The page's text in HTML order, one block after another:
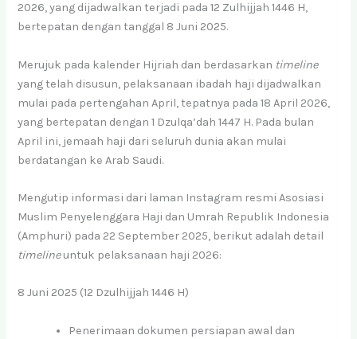
2026, yang dijadwalkan terjadi pada 12 Zulhijjah 1446 H,
bertepatan dengan tanggal 8 Juni 2025.
Merujuk pada kalender Hijriah dan berdasarkan timeline
yang telah disusun, pelaksanaan ibadah haji dijadwalkan
mulai pada pertengahan April, tepatnya pada 18 April 2026,
yang bertepatan dengan 1 Dzulqa’dah 1447 H. Pada bulan
April ini, jemaah haji dari seluruh dunia akan mulai
berdatangan ke Arab Saudi.
Mengutip informasi dari laman Instagram resmi Asosiasi
Muslim Penyelenggara Haji dan Umrah Republik Indonesia
(Amphuri) pada 22 September 2025, berikut adalah detail
timelineuntuk pelaksanaan haji 2026:
8 Juni 2025 (12 Dzulhijjah 1446 H)
Penerimaan dokumen persiapan awal dan